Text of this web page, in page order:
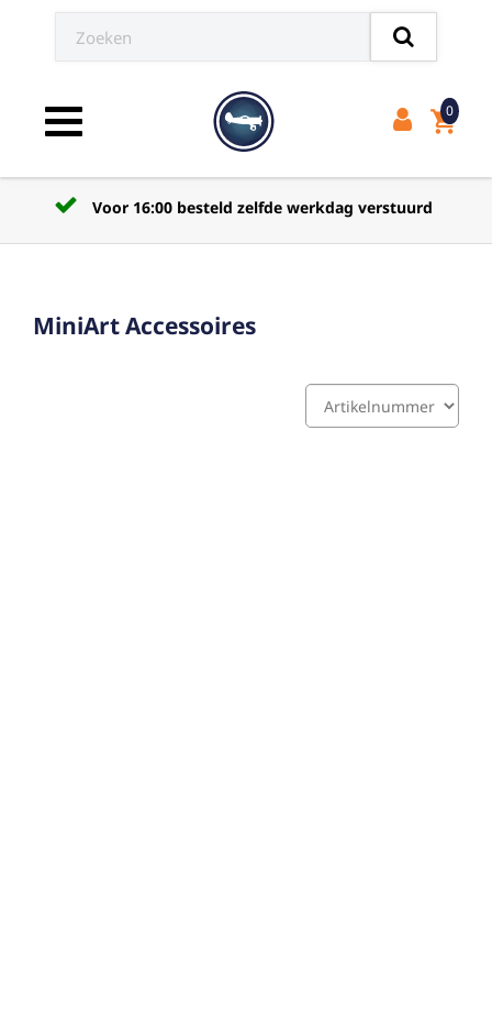
Toggle navigation shopping_cart
0
Voor 16:00 besteld zelfde werkdag verstuurd
MiniArt Accessoires